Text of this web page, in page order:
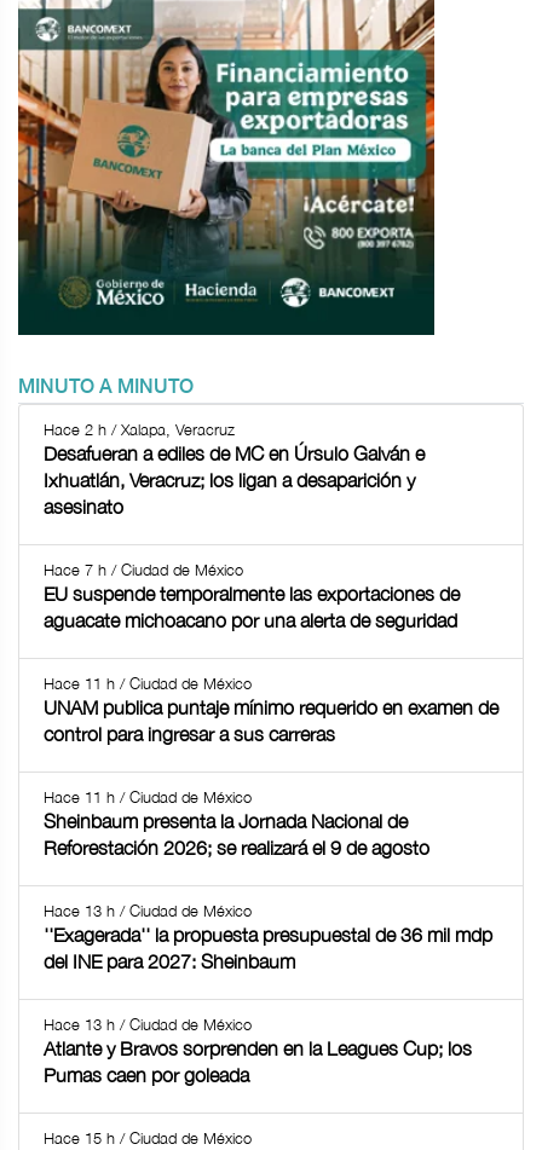
MINUTO A MINUTO
Hace 2 h / Xalapa, Veracruz
Desafueran a ediles de MC en Úrsulo Galván e
Ixhuatlán, Veracruz; los ligan a desaparición y
asesinato
Hace 7 h / Ciudad de México
EU suspende temporalmente las exportaciones de
aguacate michoacano por una alerta de seguridad
Hace 11 h / Ciudad de México
UNAM publica puntaje mínimo requerido en examen de
control para ingresar a sus carreras
Hace 11 h / Ciudad de México
Sheinbaum presenta la Jornada Nacional de
Reforestación 2026; se realizará el 9 de agosto
Hace 13 h / Ciudad de México
''Exagerada'' la propuesta presupuestal de 36 mil mdp
del INE para 2027: Sheinbaum
Hace 13 h / Ciudad de México
Atlante y Bravos sorprenden en la Leagues Cup; los
Pumas caen por goleada
Hace 15 h / Ciudad de México